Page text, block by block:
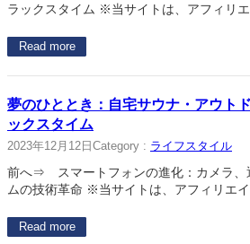
ラックスタイム ※当サイトは、アフィリ
Read more
夢のひととき：自宅サウナ・アウト
ックスタイム
2023年12月12日 Category : ライフスタイル
前へ⇒ スマートフォンの進化：カメラ、
ムの技術革命 ※当サイトは、アフィリエ
Read more